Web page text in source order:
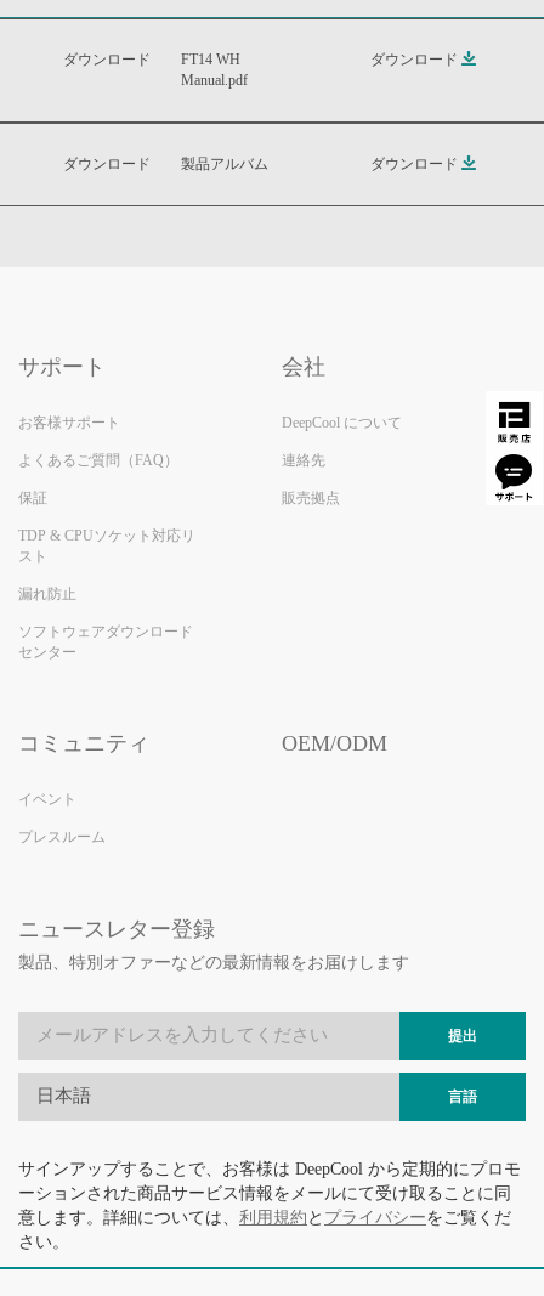
ダウンロード
FT14 WH
Manual.pdf
ダウンロード
ダウンロード 製品アルバム ダウンロード
サポート
お客様サポート
よくあるご質問（FAQ）
保証
TDP & CPUソケット対応リ
スト
漏れ防止
ソフトウェアダウンロード
センター
会社
DeepCool について
連絡先
販売拠点
コミュニティ
イベント
プレスルーム
OEM/ODM
ニュースレター登録
製品、特別オファーなどの最新情報をお届けします
提出
日本語 言語
サインアップすることで、お客様は DeepCool から定期的にプロモ
ーションされた商品サービス情報をメールにて受け取ることに同
意します。詳細については、 利用規約 と プライバシーをご覧くだ
さい。